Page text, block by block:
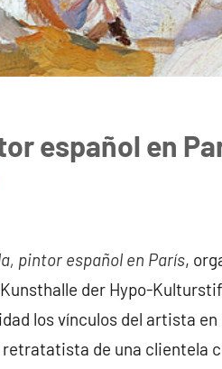
español en
pintor español en París,
der Hypo-
los vínculos del artista
de una clientela